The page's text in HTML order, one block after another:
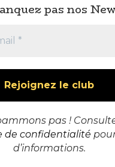
pas nos
pas !
de confidentialité
d’informations.